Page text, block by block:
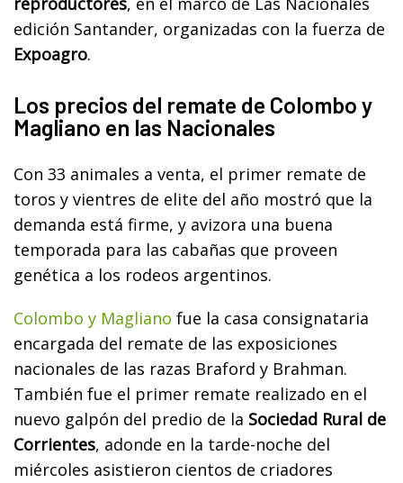
edición Santander, organizadas con la fuerza de
Expoagro.
Los precios del remate de Colombo y
Magliano en las Nacionales
Con 33 animales a venta, el primer remate de
toros y vientres de elite del año mostró que la
demanda está firme, y avizora una buena
temporada para las cabañas que proveen
genética a los rodeos argentinos.
Colombo y Magliano fue la casa consignataria
encargada del remate de las exposiciones
nacionales de las razas Braford y Brahman.
También fue el primer remate realizado en el
nuevo galpón del predio de la Sociedad Rural de
Corrientes, adonde en la tarde-noche del
miércoles asistieron cientos de criadores